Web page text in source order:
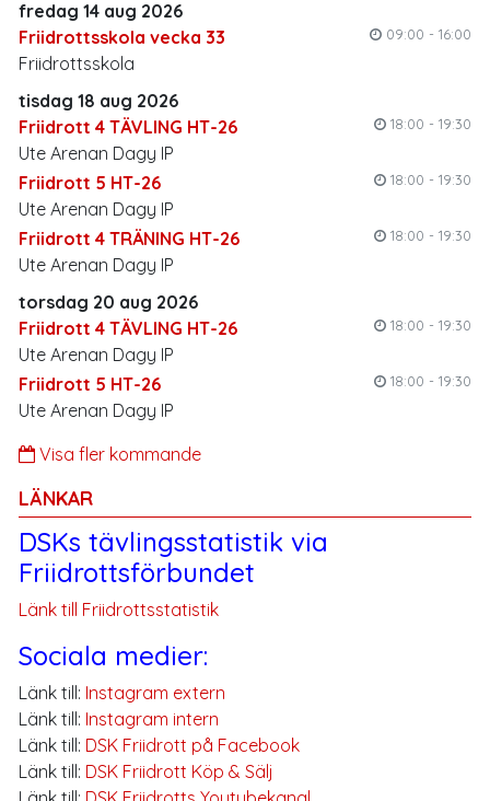
fredag 14 aug 2026
Friidrottsskola vecka 33
09:00 - 16:00
Friidrottsskola
tisdag 18 aug 2026
Friidrott 4 TÄVLING HT-26
18:00 - 19:30
Ute Arenan Dagy IP
Friidrott 5 HT-26
18:00 - 19:30
Ute Arenan Dagy IP
Friidrott 4 TRÄNING HT-26
18:00 - 19:30
Ute Arenan Dagy IP
torsdag 20 aug 2026
Friidrott 4 TÄVLING HT-26
18:00 - 19:30
Ute Arenan Dagy IP
Friidrott 5 HT-26
18:00 - 19:30
Ute Arenan Dagy IP
Visa fler kommande
LÄNKAR
DSKs tävlingsstatistik via
Friidrottsförbundet
Länk till Friidrottsstatistik
Sociala medier:
Länk till: Instagram extern
Länk till: Instagram intern
Länk till: DSK Friidrott på Facebook
Länk till: DSK Friidrott Köp & Sälj